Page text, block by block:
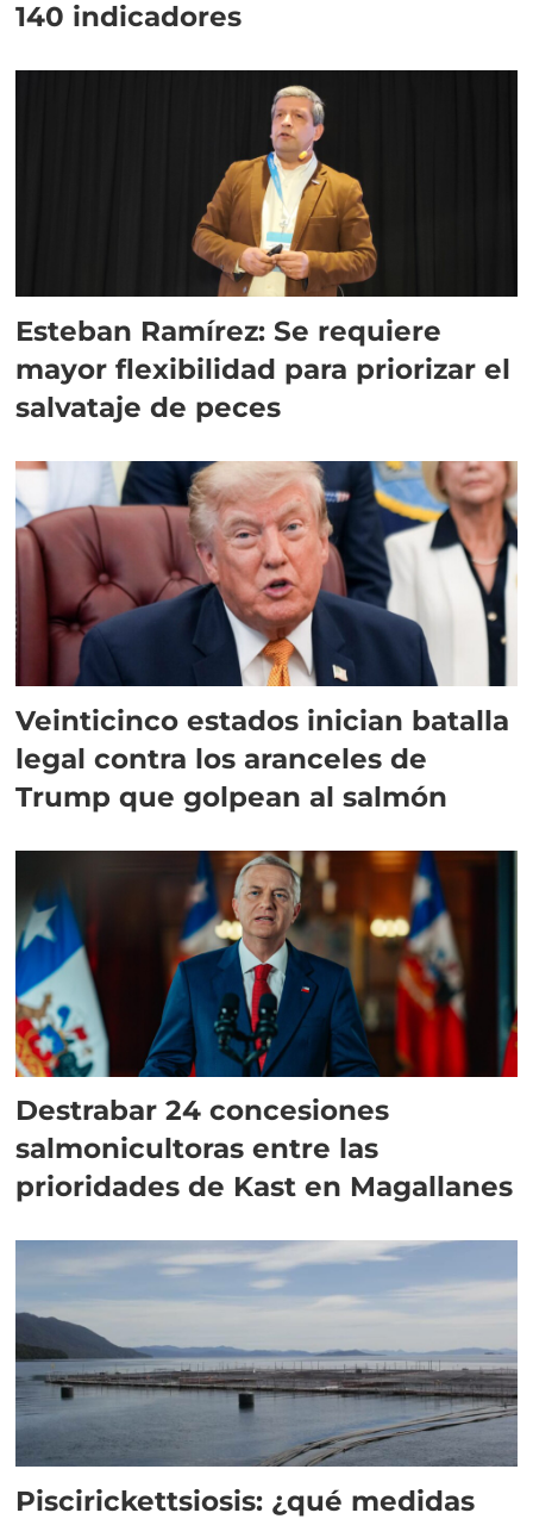
140 indicadores
Esteban Ramírez: Se requiere
mayor flexibilidad para priorizar el
salvataje de peces
Veinticinco estados inician batalla
legal contra los aranceles de
Trump que golpean al salmón
Destrabar 24 concesiones
salmonicultoras entre las
prioridades de Kast en Magallanes
Piscirickettsiosis: ¿qué medidas